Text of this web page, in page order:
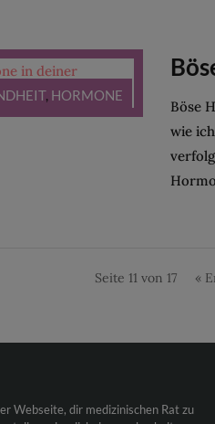
, HORMONE
Böse
wie
Seite 11 von 17 «
Webseite, dir medizinischen Rat zu